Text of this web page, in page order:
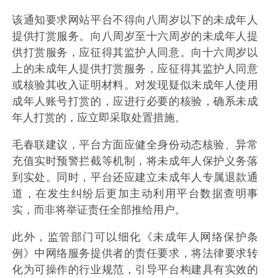
该通知要求网站平台不得向八周岁以下的未成年人
提供打赏服务。向八周岁至十六周岁的未成年人提
供打赏服务，应征得其监护人同意。向十六周岁以
上的未成年人提供打赏服务，应征得其监护人同意
或核验其收入证明材料。对发现疑似未成年人使用
成年人账号打赏的，应进行必要的核验，确系未成
年人打赏的，应立即采取处置措施。
毛春联建议，平台方面应健全身份动态核验、异常
充值实时预警拦截等机制，将未成年人保护义务落
到实处。同时，平台还应建立未成年人专属退款通
道，在发生纠纷后更加主动利用平台数据查明事
实，而非将举证责任全部推给用户。
此外，监管部门可以细化《未成年人网络保护条
例》中网络服务提供者的责任要求，将法律要求转
化为可操作的行业规范，引导平台构建具有实效的